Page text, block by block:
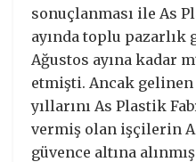
sonuçlanması ile As
ayında toplu pazarlık
Ağustos ayına kadar
etmişti. Ancak gelinen
yıllarını As Plastik
vermiş olan işçilerin
güvence altına